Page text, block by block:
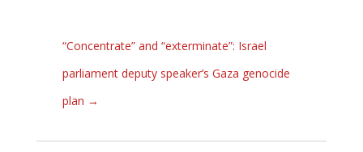
“Concentrate” and “exterminate”: Israel
parliament deputy speaker’s Gaza genocide
plan →